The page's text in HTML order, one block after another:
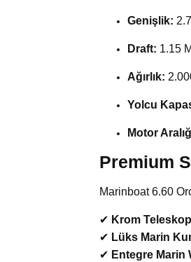
Genişlik:
Draft: 1.15
Ağırlık:
Yolcu
Motor
Premium
Marinboat 6.60
✔ Krom
✔ Lüks Marin
✔ Entegre Marin